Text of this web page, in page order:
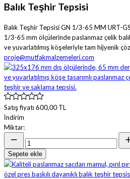
Balık Teşhir Tepsisi
Balık Teşhir Tepsisi GN 1/3-65 MM URT-
1/3-65 mm ölçülerinde paslanmaz çelik
ve yuvarlatılmış köşeleriyle tam hijyenik
proje@mutfakmalzemeleri.com
Satış fiyatı 600,00 TL
İndirim
Miktar:
Sepete ekle